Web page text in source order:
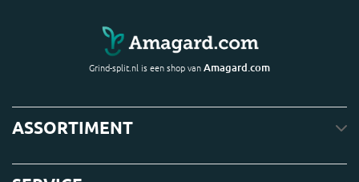
Grind-split.nl is een shop vanAmagard.com
ASSORTIMENT